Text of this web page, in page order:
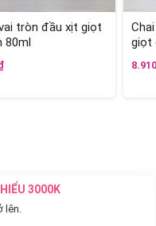
tròn đầu xịt giọt
80ml
giọt
3000K
lên.